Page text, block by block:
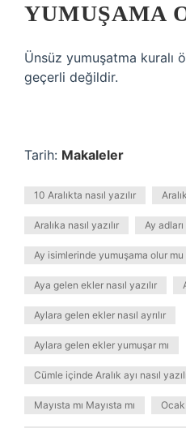
YUMUŞAMA
Ünsüz yumuşatma kuralı
geçerli değildir.
Tarih: Makaleler
10 Aralıkta nasıl yazılır
Aralıka nasıl yazılır Ay adları
Ay isimlerinde yumuşama olur mu
Aya gelen ekler nasıl yazılır
Aylara gelen ekler nasıl ayrılır
Aylara gelen ekler yumuşar mı
Cümle içinde Aralık ayı nasıl
Mayısta mı Mayısta mı